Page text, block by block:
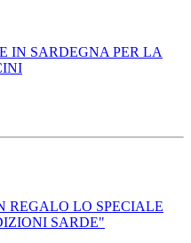
IN SARDEGNA PER LA
REGALO LO SPECIALE
SARDE"